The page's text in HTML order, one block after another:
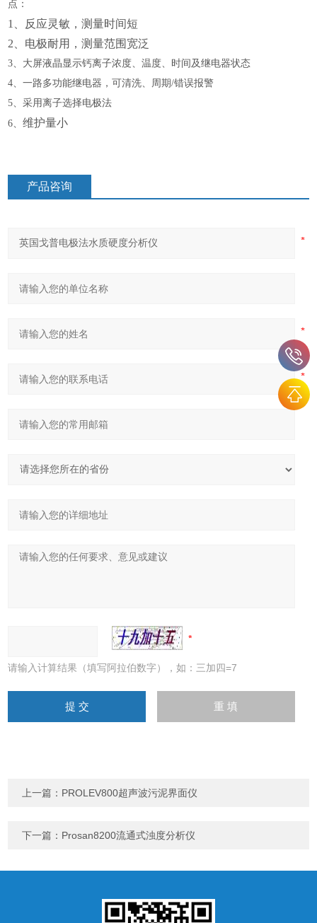
点：
1、反应灵敏，测量时间短
2、电极耐用，测量范围宽泛
3、大屏液晶显示钙离子浓度、温度、时间及继电器状态
4、一路多功能继电器，可清洗、周期/错误报警
5、采用离子选择电极法
6、维护量小
产品咨询
请输入计算结果（填写阿拉伯数字），如：三加四=7
上一篇： PROLEV800超声波污泥界面仪
下一篇： Prosan8200流通式浊度分析仪